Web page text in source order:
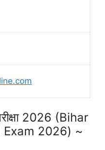
परीक्षा 2026 (Bihar
Exam 2026) ~